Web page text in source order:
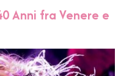
Anni fra Venere e